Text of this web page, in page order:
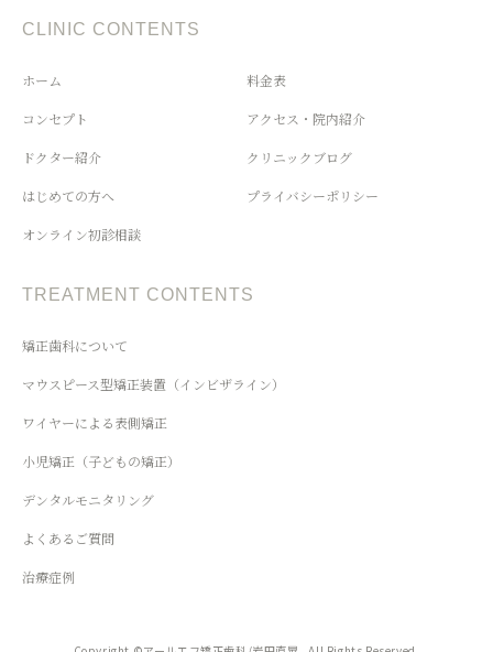
CLINIC CONTENTS
ホーム
コンセプト
ドクター紹介
はじめての方へ
オンライン初診相談
料金表
アクセス・院内紹介
クリニックブログ
プライバシーポリシー
TREATMENT CONTENTS
矯正歯科について
マウスピース型矯正装置（インビザライン）
ワイヤーによる表側矯正
小児矯正（子どもの矯正）
デンタルモニタリング
よくあるご質問
治療症例